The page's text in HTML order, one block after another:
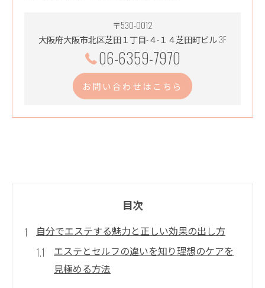
〒530-0012
大阪府大阪市北区芝田１丁目-４-１４芝田町ビル 3F
06-6359-7970
お問い合わせはこちら
目次
自分でエステする魅力と正しい効果の出し方
エステとセルフの違いを知り理想のケアを
見極める方法